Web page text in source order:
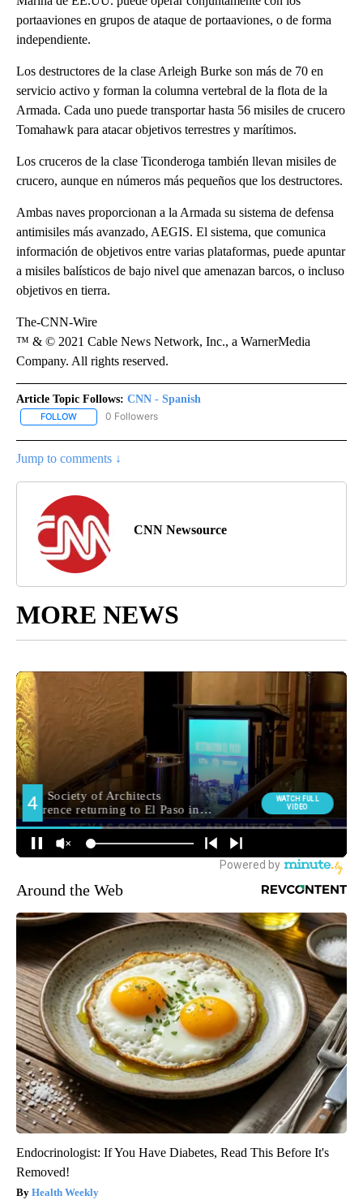
portaaviones en grupos de ataque de portaaviones, o de forma
independiente.
Los destructores de la clase Arleigh Burke son más de 70 en
servicio activo y forman la columna vertebral de la flota de la
Armada. Cada uno puede transportar hasta 56 misiles de crucero
Tomahawk para atacar objetivos terrestres y marítimos.
Los cruceros de la clase Ticonderoga también llevan misiles de
crucero, aunque en números más pequeños que los destructores.
Ambas naves proporcionan a la Armada su sistema de defensa
antimisiles más avanzado, AEGIS. El sistema, que comunica
información de objetivos entre varias plataformas, puede apuntar
a misiles balísticos de bajo nivel que amenazan barcos, o incluso
objetivos en tierra.
The-CNN-Wire
™ & © 2021 Cable News Network, Inc., a WarnerMedia
Company. All rights reserved.
Article Topic Follows: CNN - Spanish
FOLLOW FOLLOW "CNN - SPANISH" TO RECEIVE NOTIFICATIONS ABOUT
0 Followers
Jump to comments ↓
CNN Newsource
MORE NEWS
Around the Web
Endocrinologist: If You Have Diabetes, Read This Before It's
Removed!
Health Weekly